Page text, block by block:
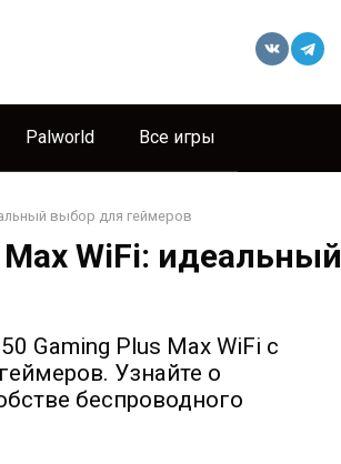
Palworld Все игры
выбор для геймеров
Max WiFi: идеальный
Gaming Plus Max WiFi с
Узнайте о
беспроводного